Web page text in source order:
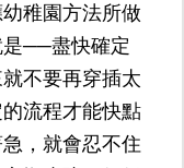
稚園方法所做
是──盡快確定
不要再穿插太
流程才能快點
，就會忍不住